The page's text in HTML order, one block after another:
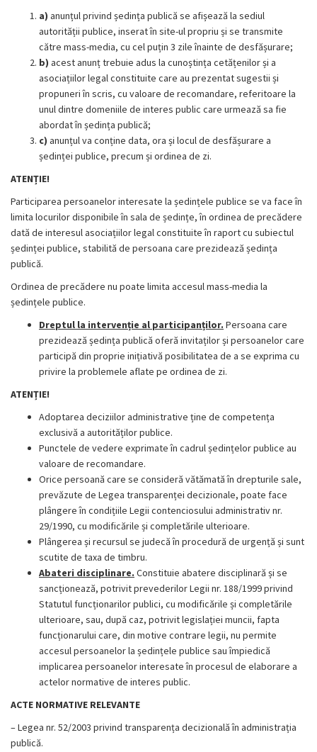
a) anunțul privind ședința publică se afișează la sediul
autorității publice, inserat în site-ul propriu și se transmite
către mass-media, cu cel puțin 3 zile înainte de desfășurare;
b) acest anunț trebuie adus la cunoștința cetățenilor și a
asociațiilor legal constituite care au prezentat sugestii și
propuneri în scris, cu valoare de recomandare, referitoare la
unul dintre domeniile de interes public care urmează sa fie
abordat în ședința publică;
c) anunțul va conține data, ora și locul de desfășurare a
ședinței publice, precum și ordinea de zi.
ATENȚIE!
Participarea persoanelor interesate la ședințele publice se va face în
limita locurilor disponibile în sala de ședințe, în ordinea de precădere
dată de interesul asociațiilor legal constituite în raport cu subiectul
ședinței publice, stabilită de persoana care prezidează ședința
publică.
Ordinea de precădere nu poate limita accesul mass-media la
ședințele publice.
Dreptul la intervenție al participanților. Persoana care
prezidează ședința publică oferă invitaților și persoanelor care
participă din proprie inițiativă posibilitatea de a se exprima cu
privire la problemele aflate pe ordinea de zi.
ATENȚIE!
Adoptarea deciziilor administrative ține de competența
exclusivă a autorităților publice.
Punctele de vedere exprimate în cadrul ședințelor publice au
valoare de recomandare.
Orice persoană care se consideră vătămată în drepturile sale,
prevăzute de Legea transparenței decizionale, poate face
plângere în condițiile Legii contenciosului administrativ nr.
29/1990, cu modificările și completările ulterioare.
Plângerea și recursul se judecă în procedură de urgență și sunt
scutite de taxa de timbru.
Abateri disciplinare. Constituie abatere disciplinară și se
sancționează, potrivit prevederilor Legii nr. 188/1999 privind
Statutul funcționarilor publici, cu modificările și completările
ulterioare, sau, după caz, potrivit legislației muncii, fapta
funcționarului care, din motive contrare legii, nu permite
accesul persoanelor la ședințele publice sau împiedică
implicarea persoanelor interesate în procesul de elaborare a
actelor normative de interes public.
ACTE NORMATIVE RELEVANTE
– Legea nr. 52/2003 privind transparența decizională în administrația
publică.